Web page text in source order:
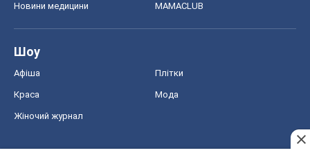
Новини медицини MAMACLUB
Шоу
Афіша Плітки
Краса Мода
Жіночий журнал